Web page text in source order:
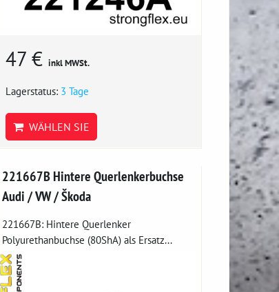
47 €inkl MWSt.
Lagerstatus: 3 Tage
WÄHLEN SIE
221667B Hintere Querlenkerbuchse
Audi / VW / Škoda
221667B: Hintere Querlenker
Polyurethanbuchse (80ShA) als Ersatz...